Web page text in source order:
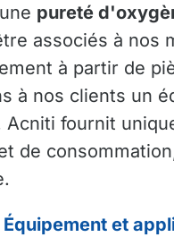
pureté
associés à nos
à partir de
à nos clients un
fournit
de
et